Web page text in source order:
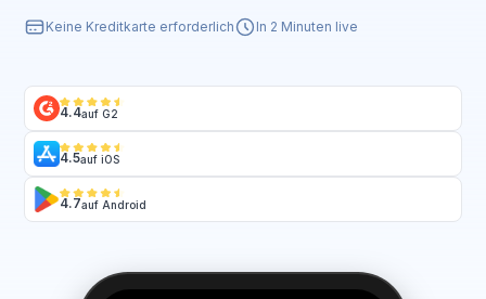
Keine Kreditkarte erforderlich In 2 Minuten live
4.4auf G2
4.5auf iOS
4.7auf Android